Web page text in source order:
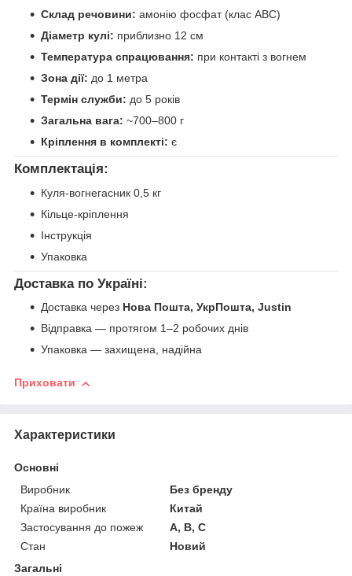
Склад речовини: амонію фосфат (клас ABC)
Діаметр кулі: приблизно 12 см
Температура спрацювання: при контакті з вогнем
Зона дії: до 1 метра
Термін служби: до 5 років
Загальна вага: ~700–800 г
Кріплення в комплекті: є
Комплектація:
Куля-вогнегасник 0,5 кг
Кільце-кріплення
Інструкція
Упаковка
Доставка по Україні:
Доставка через Нова Пошта, УкрПошта, Justin
Відправка — протягом 1–2 робочих днів
Упаковка — захищена, надійна
Приховати
Характеристики
Основні
Виробник
Без бренду
Країна виробник
Китай
Застосування до пожеж
А, В, С
Стан
Новий
Загальні